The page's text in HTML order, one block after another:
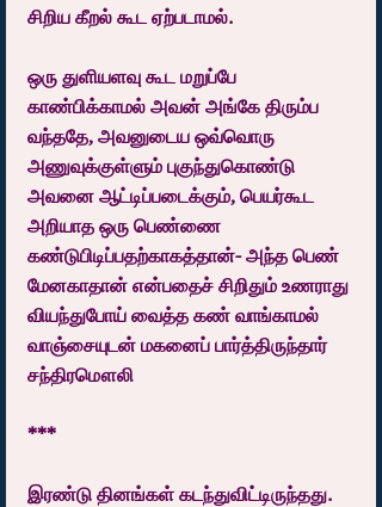
சிறிய கீறல் கூட ஏற்படாமல்.
ஒரு துளியளவு கூட மறுப்பே
காண்பிக்காமல் அவன் அங்கே திரும்ப
வந்ததே, அவனுடைய ஒவ்வொரு
அணுவுக்குள்ளும் புகுந்துகொண்டு
அவனை ஆட்டிப்படைக்கும், பெயர்கூட
அறியாத ஒரு பெண்ணை
கண்டுபிடிப்பதற்காகத்தான்- அந்த பெண்
மேனகாதான் என்பதைச் சிறிதும் உணராது
வியந்துபோய் வைத்த கண் வாங்காமல்
வாஞ்சையுடன் மகனைப் பார்த்திருந்தார்
சந்திரமௌலி
***
இரண்டு தினங்கள் கடந்துவிட்டிருந்தது.